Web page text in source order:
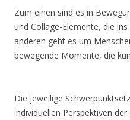
Zum einen sind es in
und Collage-Elemente, die
anderen geht es um
bewegende Momente, die
Die jeweilige
individuellen Perspektiven